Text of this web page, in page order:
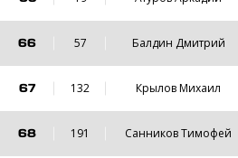
66 57 Балдин Дмитрий
67 132 Крылов Михаил
68 191 Санников Тимофей